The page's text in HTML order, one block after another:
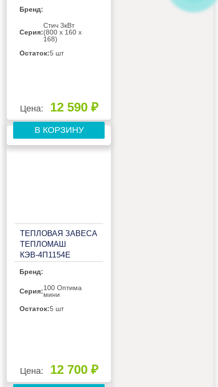
Бренд:
Серия:
Стич 3кВт
(800 х 160 х
168)
Остаток:5 шт
Цена: 12 590 ₽
В КОРЗИНУ
ТЕПЛОВАЯ ЗАВЕСА
ТЕПЛОМАШ
КЭВ-4П1154E
Бренд:
Серия:100 Оптима
мини
Остаток:5 шт
Цена: 12 700 ₽